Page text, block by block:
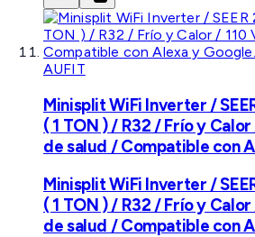
AUFIT
Minisplit WiFi Inverter /
( 1 TON ) / R32 / Frío y
de salud / Compatible con
Minisplit WiFi Inverter /
( 1 TON ) / R32 / Frío y
de salud / Compatible con